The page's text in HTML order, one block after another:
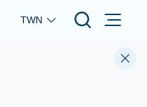
Skip to main content
TWN